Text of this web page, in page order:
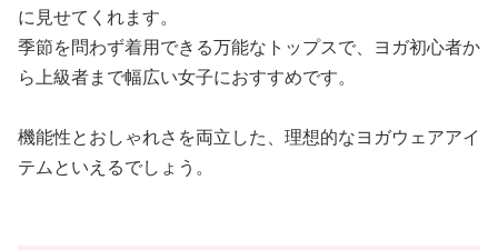
に見せてくれます。
季節を問わず着用できる万能なトップスで、ヨガ初心者か
ら上級者まで幅広い女子におすすめです。
機能性とおしゃれさを両立した、理想的なヨガウェアアイ
テムといえるでしょう。